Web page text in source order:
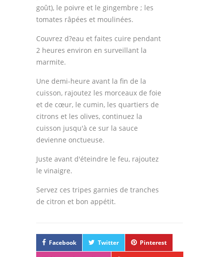
goût), le poivre et le gingembre ; les
tomates râpées et moulinées.
Couvrez d?eau et faites cuire pendant
2 heures environ en surveillant la
marmite.
Une demi-heure avant la fin de la
cuisson, rajoutez les morceaux de foie
et de cœur, le cumin, les quartiers de
citrons et les olives, continuez la
cuisson jusqu'à ce sur la sauce
devienne onctueuse.
Juste avant d'éteindre le feu, rajoutez
le vinaigre.
Servez ces tripes garnies de tranches
de citron et bon appétit.
Facebook Twitter Pinterest